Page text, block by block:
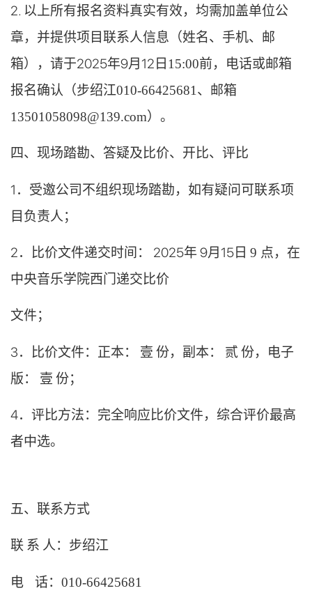
2. 以上所有报名资料真实有效，均需加盖单位公
章，并提供项目联系人信息（姓名、手机、邮
箱），请于2025年9月 12 日 15:00前，电话或邮箱
报名确认（步绍江010-66425681、邮箱
13501058098@139.com）。
四、现场踏勘、答疑及比价、开比、评比
1．受邀公司不组织现场踏勘，如有疑问可联系项
目负责人；
2．比价文件递交时间： 2025年 9月 15日 9 点，在
中央音乐学院西门递交比价
文件；
3．比价文件：正本： 壹 份，副本： 贰 份，电子
版： 壹 份；
4．评比方法：完全响应比价文件，综合评价最高
者中选。
五、联系方式
联 系 人：步绍江
电 话： 010-66425681